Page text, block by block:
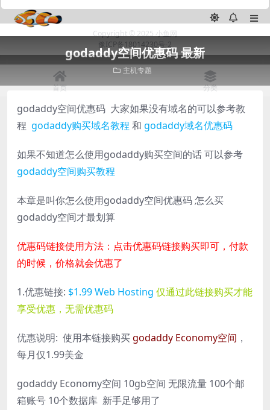
godaddy空间优惠码 最新
主机专题
godaddy空间优惠码 大家如果没有域名的可以参考教
程 godaddy购买域名教程 和 godaddy域名优惠码
如果不知道怎么使用godaddy购买空间的话 可以参考
godaddy空间购买教程
本章是叫你怎么使用godaddy空间优惠码 怎么买
godaddy空间才最划算
优惠码链接使用方法：点击优惠码链接购买即可，付款
的时候，价格就会优惠了
1.优惠链接: $1.99 Web Hosting 仅通过此链接购买才能
享受优惠，无需优惠码
优惠说明: 使用本链接购买godaddy Economy空间 ，
每月仅1.99美金
godaddy Economy空间 10gb空间 无限流量 100个邮
箱账号 10个数据库 新手足够用了